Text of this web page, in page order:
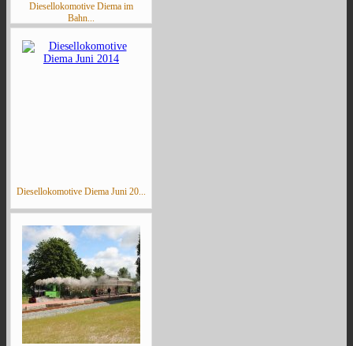
Diesellokomotive Diema im
Bahn...
Diesellokomotive Diema Juni 20...